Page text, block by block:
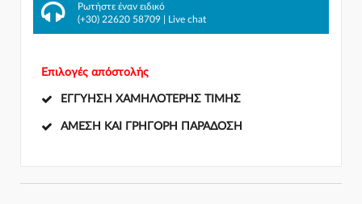
Ρωτήστε έναν ειδικό
(+30) 22620 58709
Live chat
Επιλογές απόστολής
ΕΓΓΎΗΣΗ ΧΑΜΗΛΌΤΕΡΗΣ ΤΙΜΉΣ
ΆΜΕΣΗ ΚΑΙ ΓΡΉΓΟΡΗ ΠΑΡΆΔΟΣΗ